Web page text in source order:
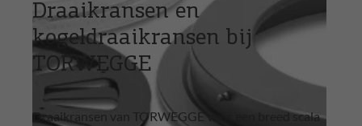
Draaikransen en
kogeldraaikransen bij
TORWEGGE
Draaikransen van TORWEGGE voor een breed scala